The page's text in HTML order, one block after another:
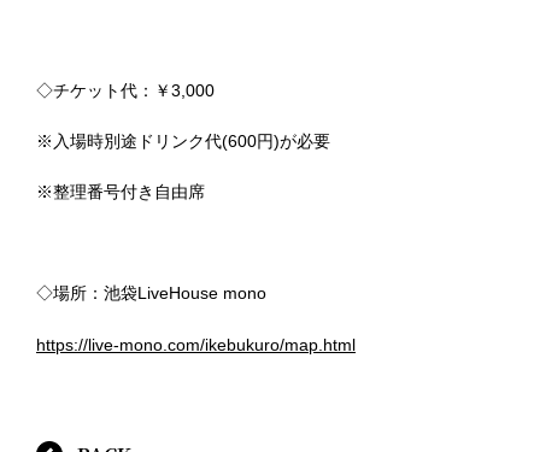
◇チケット代：￥3,000
※入場時別途ドリンク代(600円)が必要
※整理番号付き自由席
◇場所：池袋LiveHouse mono
https://live-mono.com/ikebukuro/map.html